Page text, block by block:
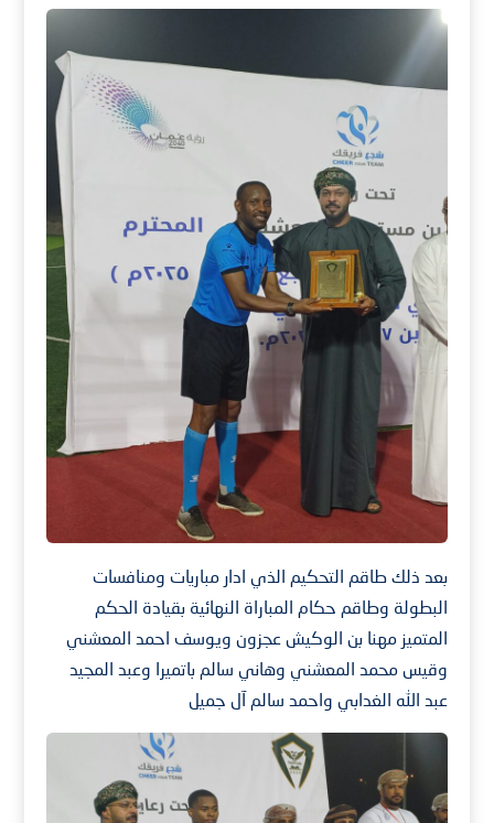
بعد ذلك طاقم التحكيم الذي ادار مباريات ومنافسات
البطولة وطاقم حكام المباراة النهائية بقيادة الحكم
المتميز مهنا بن الوكيش عجزون ويوسف احمد المعشني
وقيس محمد المعشني وهاني سالم باتميرا وعبد المجيد
عبد الله الغدابي واحمد سالم آل جميل